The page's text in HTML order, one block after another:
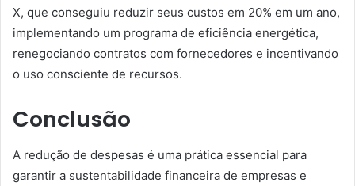
X, que conseguiu reduzir seus custos em 20% em um ano,
implementando um programa de eficiência energética,
renegociando contratos com fornecedores e incentivando
o uso consciente de recursos.
Conclusão
A redução de despesas é uma prática essencial para
garantir a sustentabilidade financeira de empresas e